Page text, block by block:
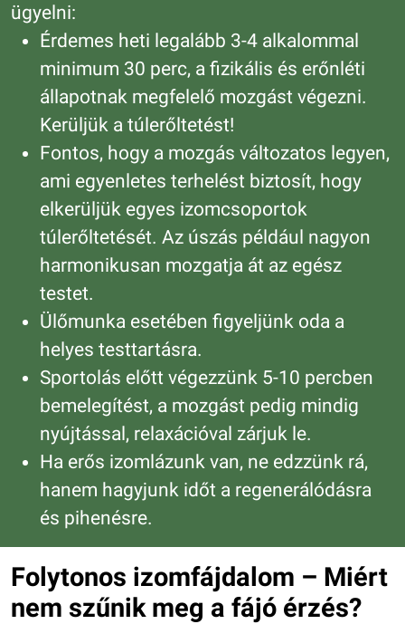
ügyelni:
Érdemes heti legalább 3-4 alkalommal
minimum 30 perc, a fizikális és erőnléti
állapotnak megfelelő mozgást végezni.
Kerüljük a túlerőltetést!
Fontos, hogy a mozgás változatos legyen,
ami egyenletes terhelést biztosít, hogy
elkerüljük egyes izomcsoportok
túlerőltetését. Az úszás például nagyon
harmonikusan mozgatja át az egész
testet.
Ülőmunka esetében figyeljünk oda a
helyes testtartásra.
Sportolás előtt végezzünk 5-10 percben
bemelegítést, a mozgást pedig mindig
nyújtással, relaxációval zárjuk le.
Ha erős izomlázunk van, ne edzzünk rá,
hanem hagyjunk időt a regenerálódásra
és pihenésre.
Folytonos izomfájdalom – Miért
nem szűnik meg a fájó érzés?